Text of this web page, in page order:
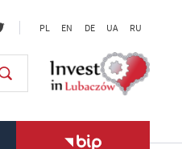
PL EN DE UA RU